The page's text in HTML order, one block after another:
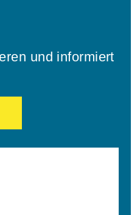
und informiert